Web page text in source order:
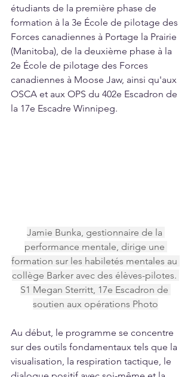
étudiants de la première phase de
formation à la 3e École de pilotage des
Forces canadiennes à Portage la Prairie
(Manitoba), de la deuxième phase à la
2e École de pilotage des Forces
canadiennes à Moose Jaw, ainsi qu'aux
OSCA et aux OPS du 402e Escadron de
la 17e Escadre Winnipeg.
Jamie Bunka, gestionnaire de la
performance mentale, dirige une
formation sur les habiletés mentales au
collège Barker avec des élèves-pilotes.
S1 Megan Sterritt, 17e Escadron de
soutien aux opérations Photo
Au début, le programme se concentre
sur des outils fondamentaux tels que la
visualisation, la respiration tactique, le